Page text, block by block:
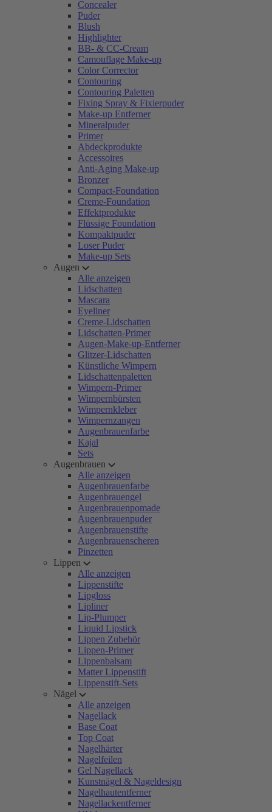
Concealer
Puder
Blush
Highlighter
BB- & CC-Cream
Camouflage Make-up
Color Corrector
Contouring
Contouring Paletten
Fixing Spray & Fixierpuder
Make-up Entferner
Mineralpuder
Primer
Abdeckprodukte
Accessoires
Anti-Aging Make-up
Bronzer
Compact-Foundation
Creme-Foundation
Effektprodukte
Flüssige Foundation
Kompaktpuder
Loser Puder
Make-up Sets
Augen
Alle anzeigen
Lidschatten
Mascara
Eyeliner
Creme-Lidschatten
Lidschatten-Primer
Augen-Make-up-Entferner
Glitzer-Lidschatten
Künstliche Wimpern
Lidschattenpaletten
Wimpern-Primer
Wimpernbürsten
Wimpernkleber
Wimpernzangen
Augenbrauenfarbe
Kajal
Sets
Augenbrauen
Alle anzeigen
Augenbrauenfarbe
Augenbrauengel
Augenbrauenpomade
Augenbrauenpuder
Augenbrauenstifte
Augenbrauenscheren
Pinzetten
Lippen
Alle anzeigen
Lippenstifte
Lipgloss
Lipliner
Lip-Plumper
Liquid Lipstick
Lippen Zubehör
Lippen-Primer
Lippenbalsam
Matter Lippenstift
Lippenstift-Sets
Nägel
Alle anzeigen
Nagellack
Base Coat
Top Coat
Nagelhärter
Nagelfeilen
Gel Nagellack
Kunstnägel & Nageldesign
Nagelhautentferner
Nagellackentferner